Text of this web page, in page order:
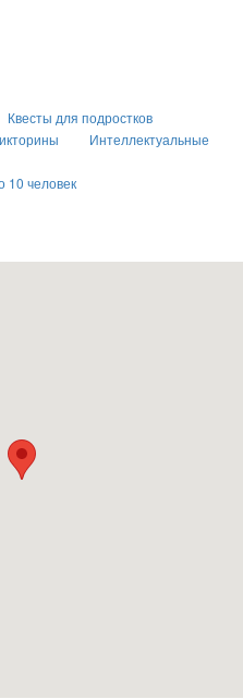
Квесты для подростков
Интеллектуальные
10 человек